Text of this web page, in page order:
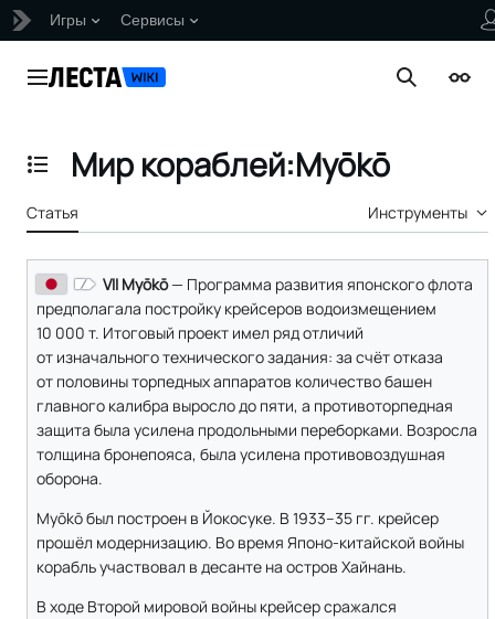
Игры Сервисы
Главное меню Поиск
Отобразить/Скрыть содержание
Мир кораблей:Myōkō
Статья Инструменты
VII Myōkō— Программа развития японского флота
предполагала постройку крейсеров водоизмещением
10 000 т. Итоговый проект имел ряд отличий
от изначального технического задания: за счёт отказа
от половины торпедных аппаратов количество башен
главного калибра выросло до пяти, а противоторпедная
защита была усилена продольными переборками. Возросла
толщина бронепояса, была усилена противовоздушная
оборона.
Myōkō был построен в Йокосуке. В 1933–35 гг. крейсер
прошёл модернизацию. Во время Японо-китайской войны
корабль участвовал в десанте на остров Хайнань.
В ходе Второй мировой войны крейсер сражался